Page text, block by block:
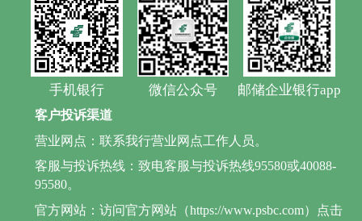
手机银行 微信公众号 邮储企业银行app
客户投诉渠道
营业网点：联系我行营业网点工作人员。
客服与投诉热线：致电客服与投诉热线95580或40088-
95580。
官方网站：访问官方网站（https://www.psbc.com）点击